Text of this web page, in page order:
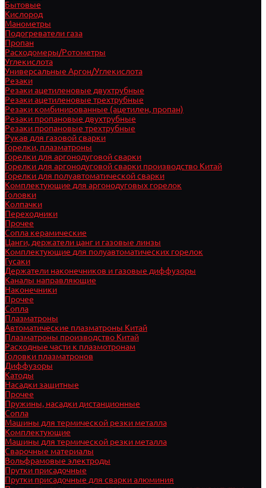
Бытовые
Кислород
Манометры
Подогреватели газа
Пропан
Расходомеры/Ротометры
Углекислота
Универсальные Аргон/Углекислота
Резаки
Резаки ацетиленовые двухтрубные
Резаки ацетиленовые трехтрубные
Резаки комбинированные (ацетилен, пропан)
Резаки пропановые двухтрубные
Резаки пропановые трехтрубные
Рукав для газовой сварки
Горелки, плазматроны
Горелки для аргонодуговой сварки
Горелки для аргонодуговой сварки производство Китай
Горелки для полуавтоматической сварки
Комплектующие для аргонодуговых горелок
Головки
Колпачки
Переходники
Прочее
Сопла керамические
Цанги, держатели цанг и газовые линзы
Комплектующие для полуавтоматических горелок
Гусаки
Держатели наконечников и газовые диффузоры
Каналы направляющие
Наконечники
Прочее
Сопла
Плазматроны
Автоматические плазматроны Китай
Плазматроны производство Китай
Расходные части к плазмотронам
Головки плазматронов
Диффузоры
Катоды
Насадки защитные
Прочее
Пружины, насадки дистанционные
Сопла
Машины для термической резки металла
Комплектующие
Машины для термической резки металла
Сварочные материалы
Вольфрамовые электроды
Прутки присадочные
Прутки присадочные для сварки алюминия